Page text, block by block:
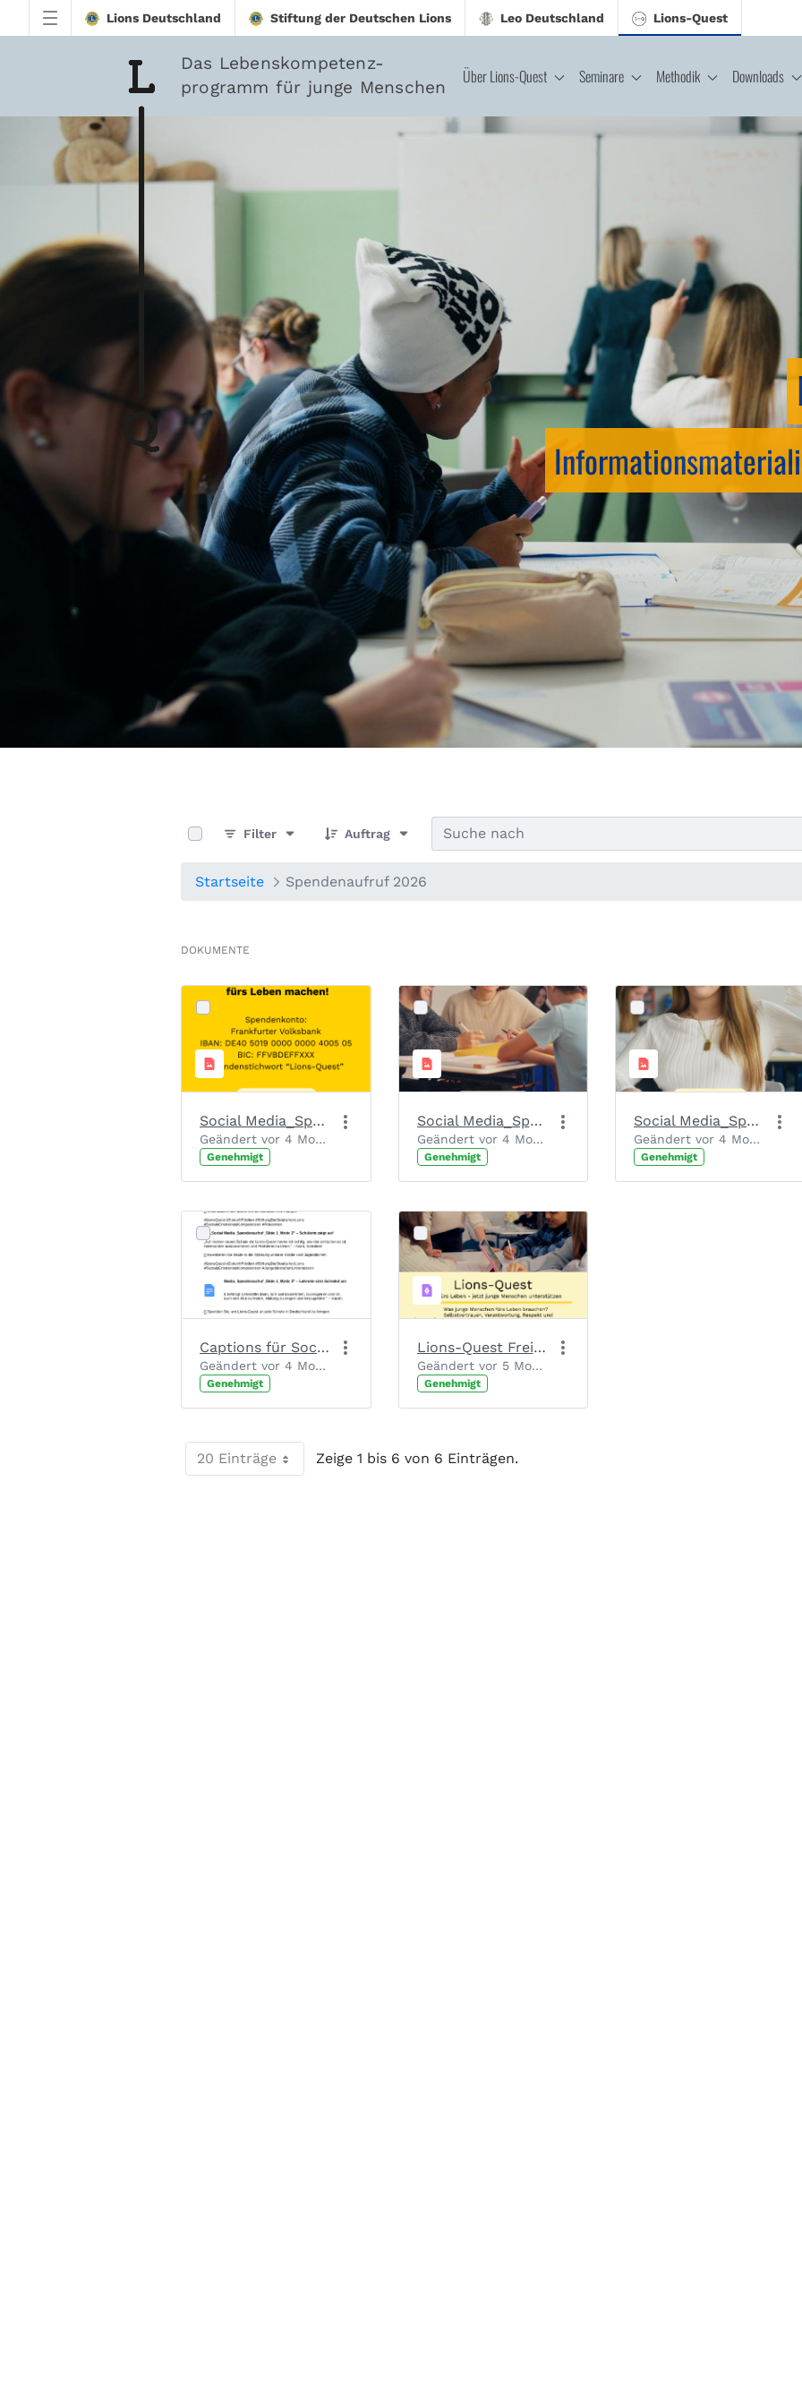
Zum Hauptinhalt springen
Lions Deutschland Stiftung der Deutschen Lions Leo Deutschland Lions-Quest
Das Lebenskompetenz-
programm für junge Menschen
Über Lions-Quest Seminare Methodik Downloads
downloadtest20260213CJ - Lions-Quest
Filter
Auftrag
Startseite Spendenaufruf 2026
DOKUMENTE
Social Media_Spendenaufruf_Slide 2
Geändert vor 4 Monaten von Chantal Josten.
Genehmigt
Social Media_Spendenaufruf_Slide 1_Motiv 3
Geändert vor 4 Monaten von Chantal Josten.
Genehmigt
Social Media_Spendenaufruf_Slide 1_Motiv 2
Geändert vor 4 Monaten von Chantal Josten.
Genehmigt
Captions für Social Media Posts (nach Motiv)
Geändert vor 4 Monaten von Chantal Josten.
Genehmigt
Lions-Quest Freianzeige_Druck
Geändert vor 5 Monaten von Chantal Josten.
Genehmigt
20 Einträge Zeige 1 bis 6 von 6 Einträgen.